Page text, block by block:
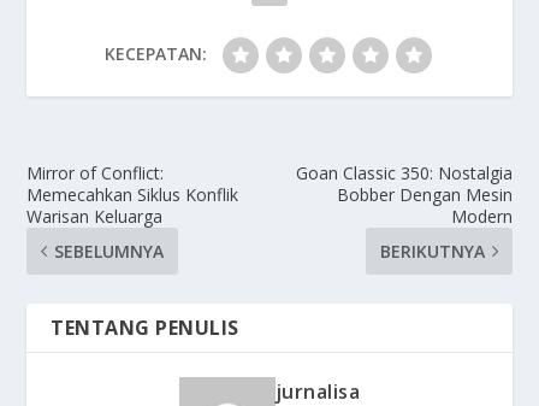
KECEPATAN:
Mirror of Conflict:
Memecahkan Siklus Konflik
Warisan Keluarga
SEBELUMNYA
Goan Classic 350: Nostalgia
Bobber Dengan Mesin
Modern
BERIKUTNYA
TENTANG PENULIS
jurnalisa